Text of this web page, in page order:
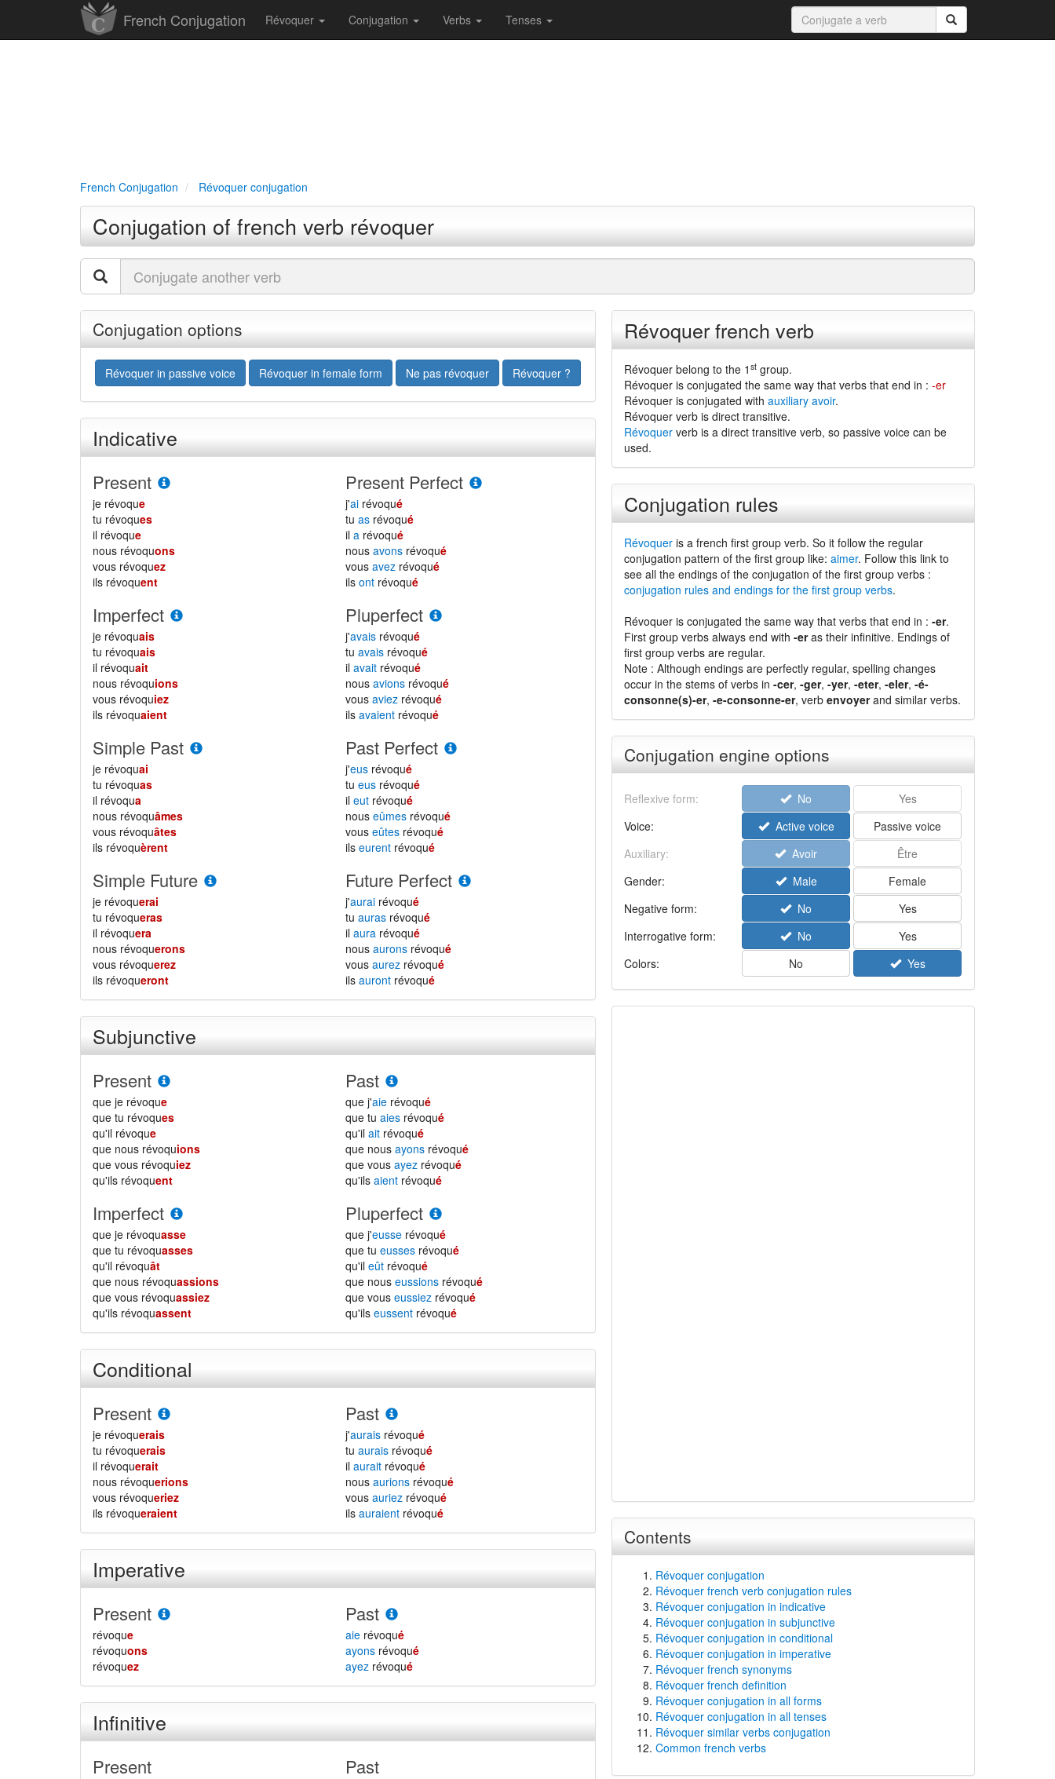
French Conjugation Révoquer Conjugation Verbs Tenses
French Conjugation Révoquer conjugation
Conjugation of french verb révoquer
Conjugation options
Révoquer in passive voice Révoquer in female form Ne pas révoquer Révoquer ?
Indicative
Present
je révoque
tu révoques
il révoque
nous révoquons
vous révoquez
ils révoquent
Present Perfect
j'ai révoqué
tuas révoqué
ila révoqué
nousavons révoqué
vousavez révoqué
ilsont révoqué
Imperfect
je révoquais
tu révoquais
il révoquait
nous révoquions
vous révoquiez
ils révoquaient
Pluperfect
j'avais révoqué
tuavais révoqué
ilavait révoqué
nousavions révoqué
vousaviez révoqué
ilsavaient révoqué
Simple Past
je révoquai
tu révoquas
il révoqua
nous révoquâmes
vous révoquâtes
ils révoquèrent
Past Perfect
j'eus révoqué
tueus révoqué
ileut révoqué
nouseûmes révoqué
vouseûtes révoqué
ilseurent révoqué
Simple Future
je révoquerai
tu révoqueras
il révoquera
nous révoquerons
vous révoquerez
ils révoqueront
Future Perfect
j'aurai révoqué
tuauras révoqué
ilaura révoqué
nousaurons révoqué
vousaurez révoqué
ilsauront révoqué
Subjunctive
Present
que je révoque
que tu révoques
qu'il révoque
que nous révoquions
que vous révoquiez
qu'ils révoquent
Past
que j'aie révoqué
que tuaies révoqué
qu'ilait révoqué
que nousayons révoqué
que vousayez révoqué
qu'ilsaient révoqué
Imperfect
que je révoquasse
que tu révoquasses
qu'il révoquât
que nous révoquassions
que vous révoquassiez
qu'ils révoquassent
Pluperfect
que j'eusse révoqué
que tueusses révoqué
qu'ileût révoqué
que nouseussions révoqué
que vouseussiez révoqué
qu'ilseussent révoqué
Conditional
Present
je révoquerais
tu révoquerais
il révoquerait
nous révoquerions
vous révoqueriez
ils révoqueraient
Past
j'aurais révoqué
tuaurais révoqué
ilaurait révoqué
nousaurions révoqué
vousauriez révoqué
ilsauraient révoqué
Imperative
Present
révoque
révoquons
révoquez
Past
aie révoqué
ayons révoqué
ayez révoqué
Infinitive
Present Past
Révoquer french verb
Révoquer belong to the 1 stgroup.
Révoquer is conjugated the same way that verbs that end in : -er
Révoquer is conjugated with auxiliary avoir.
Révoquer verb is direct transitive.
Révoquerverb is a direct transitive verb, so passive voice can be
used.
Conjugation rules
Révoqueris a french first group verb. So it follow the regular
conjugation pattern of the first group like: aimer. Follow this link to
see all the endings of the conjugation of the first group verbs :
conjugation rules and endings for the first group verbs.
Révoquer is conjugated the same way that verbs that end in : -er.
First group verbs always end with -eras their infinitive. Endings of
first group verbs are regular.
Note : Although endings are perfectly regular, spelling changes
occur in the stems of verbs in -cer, -ger, -yer, -eter, -eler, -é-
consonne(s)-er, -e-consonne-er, verb envoyerand similar verbs.
Conjugation engine options
Reflexive form: No
Yes
Voice:
Active voice
Passive voice
Auxiliary:
Avoir
Être
Gender:
Male
Female
Negative form:
No
Yes
Interrogative form:
No
Yes
Colors:
No Yes
Contents
Révoquer conjugation
Révoquer french verb conjugation rules
Révoquer conjugation in indicative
Révoquer conjugation in subjunctive
Révoquer conjugation in conditional
Révoquer conjugation in imperative
Révoquer french synonyms
Révoquer french definition
Révoquer conjugation in all forms
Révoquer conjugation in all tenses
Révoquer similar verbs conjugation
Common french verbs